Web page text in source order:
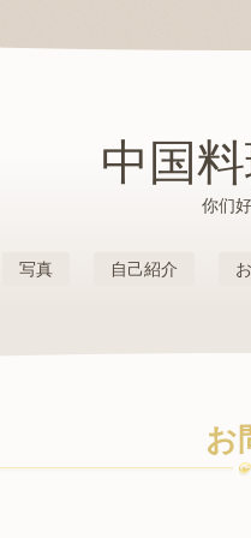
中国
你们
写真 自己紹介
お